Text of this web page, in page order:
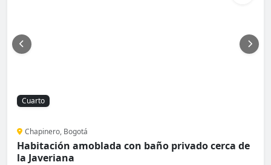
Cuarto
Chapinero, Bogotá
Habitación amoblada con baño privado cerca de
la Javeriana